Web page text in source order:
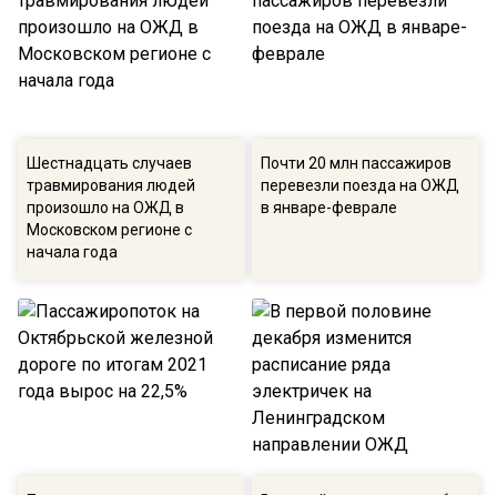
Шестнадцать случаев
травмирования людей
произошло на ОЖД в
Московском регионе с
начала года
Почти 20 млн пассажиров
перевезли поезда на ОЖД
в январе-феврале